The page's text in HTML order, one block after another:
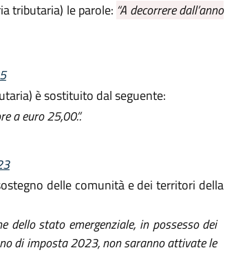
tributaria) le parole: “A decorrere dall’anno
è sostituito dal seguente:
a euro 25,00.”.
delle comunità e dei territori della
stato emergenziale, in possesso dei
di imposta 2023, non saranno attivate le